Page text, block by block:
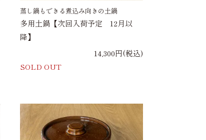
蒸し鍋もできる煮込み向きの土鍋
多用土鍋【次回入荷予定 12月以
降】
14,300円(税込)
SOLD OUT